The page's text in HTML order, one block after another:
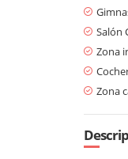
Salón
Zona
Zona